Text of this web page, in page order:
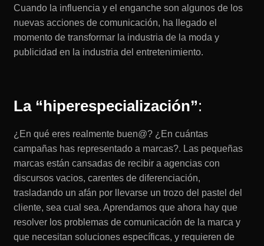
Cuando la influencia y el enganche son algunos de los
nuevas acciones de comunicación, ha llegado el
momento de transformar la industria de la moda y
publicidad en la industria del entretenimiento.
La “hiperespecialización”:
¿En qué eres realmente buen@? ¿En cuántas
campañas has representado a marcas?. Las pequeñas
marcas están cansadas de recibir a agencias con
discursos vacios, carentes de diferenciación,
trasladando un afán por llevarse un trozo del pastel del
cliente, sea cual sea. Aprendamos que ahora hay que
resolver los problemas de comunicación de la marca y
que necesitan soluciones específicas, y requieren de